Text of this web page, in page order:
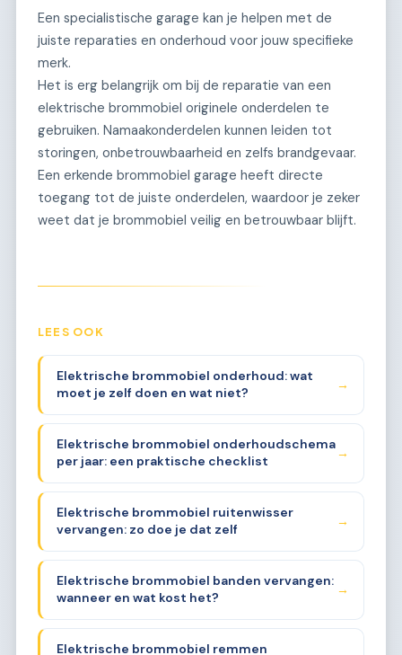
Een specialistische garage kan je helpen met de
juiste reparaties en onderhoud voor jouw specifieke
merk.
Het is erg belangrijk om bij de reparatie van een
elektrische brommobiel originele onderdelen te
gebruiken. Namaakonderdelen kunnen leiden tot
storingen, onbetrouwbaarheid en zelfs brandgevaar.
Een erkende brommobiel garage heeft directe
toegang tot de juiste onderdelen, waardoor je zeker
weet dat je brommobiel veilig en betrouwbaar blijft.
LEES OOK
Elektrische brommobiel onderhoud: wat
moet je zelf doen en wat niet?
→
Elektrische brommobiel onderhoudschema
per jaar: een praktische checklist
→
Elektrische brommobiel ruitenwisser
vervangen: zo doe je dat zelf
→
Elektrische brommobiel banden vervangen:
wanneer en wat kost het?
→
Elektrische brommobiel remmen